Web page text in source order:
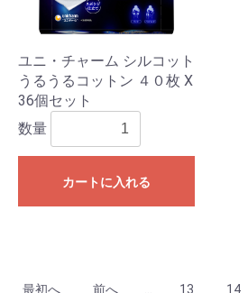
ユニ・チャーム シルコット
うるうるコットン ４０枚 X
36個セット
数量
カートに入れる
最初へ 前へ 13 14